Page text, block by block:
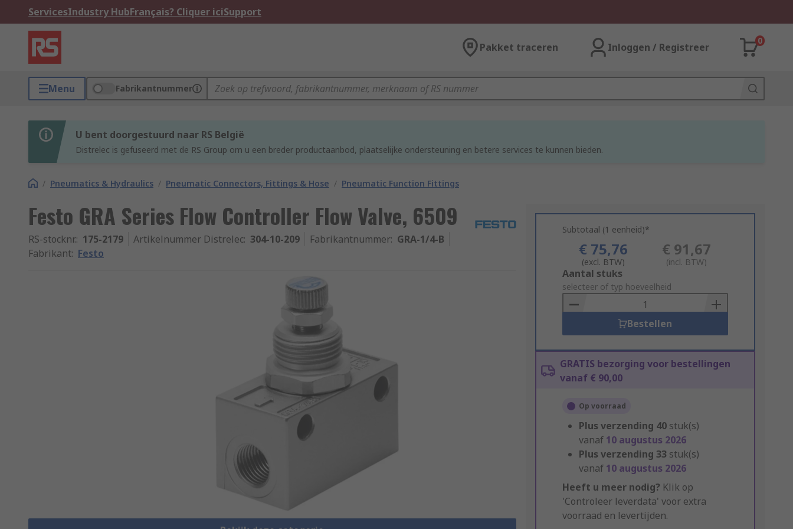
ServicesIndustry HubFrançais? Cliquer iciSupport
Pakket traceren Inloggen / Registreer
0
Menu Fabrikantnummer
U bent doorgestuurd naar RS België
Distrelec is gefuseerd met de RS Group om u een breder productaanbod, plaatselijke ondersteuning en betere services te kunnen bieden.
/ Pneumatics & Hydraulics / Pneumatic Connectors, Fittings & Hose / Pneumatic Function Fittings
Festo GRA Series Flow Controller Flow Valve, 6509
RS-stocknr.: 175-2179 Artikelnummer Distrelec: 304-10-209 Fabrikantnummer: GRA-1/4-B
Fabrikant: Festo
Subtotaal (1 eenheid)*
€ 75,76
(excl. BTW)
€ 91,67
(incl. BTW)
Add
to
Basket
Aantal stuks
selecteer of typ hoeveelheid
Bestellen
GRATIS bezorging voor bestellingen
vanaf € 90,00
Op voorraad
Plus verzending 40 stuk(s)
vanaf 10 augustus 2026
Plus verzending 33 stuk(s)
vanaf 10 augustus 2026
Heeft u meer nodig? Klik op
'Controleer leverdata' voor extra
voorraad en levertijden.